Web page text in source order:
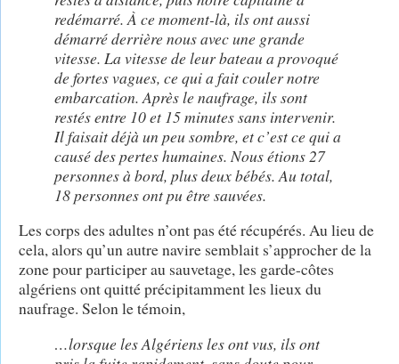
redémarré. À ce moment-là, ils ont aussi
démarré derrière nous avec une grande
vitesse. La vitesse de leur bateau a provoqué
de fortes vagues, ce qui a fait couler notre
embarcation. Après le naufrage, ils sont
restés entre 10 et 15 minutes sans intervenir.
Il faisait déjà un peu sombre, et c’est ce qui a
causé des pertes humaines. Nous étions 27
personnes à bord, plus deux bébés. Au total,
18 personnes ont pu être sauvées.
Les corps des adultes n’ont pas été récupérés. Au lieu de
cela, alors qu’un autre navire semblait s’approcher de la
zone pour participer au sauvetage, les garde-côtes
algériens ont quitté précipitamment les lieux du
naufrage. Selon le témoin,
…lorsque les Algériens les ont vus, ils ont